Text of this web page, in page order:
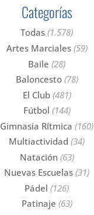
Categorías
Todas (1.578)
Artes Marciales(59)
Baile (28)
Baloncesto(78)
El Club(481)
Fútbol (144)
Gimnasia Rítmica (160)
Multiactividad (34)
Natación(63)
Nuevas Escuelas (31)
Pádel (126)
Patinaje (63)